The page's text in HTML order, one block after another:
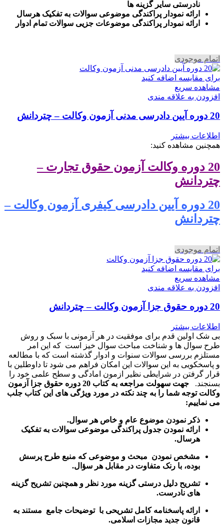
نادرستی سایر گزینه ها
ارائه نمودار پراکندگی موضوعی سوالات به تفکیک هرسال
رائه نمودار پراکندگی موضوعات جزیی سوالات تمام ادوار
اتمام موجودی
برای مقایسه اضافه کنید
مشاهده سریع
افزودن به علاقه مندی
20 دوره آیین دادرسی مدنی آزمون وکالت – چتردانش
اطلاعات بیشتر
همچنین مشاهده کنید:
20 دوره وکالت آزمون حقوق تجارت –
چتردانش
20 دوره آیین دادرسی کیفری آزمون وکالت –
چتردانش
اتمام موجودی
برای مقایسه اضافه کنید
مشاهده سریع
افزودن به علاقه مندی
20 دوره حقوق جزا آزمون وکالت – چتردانش
اطلاعات بیشتر
بی شک اولین قدم برای موفقیت در هر آزمونی با سبک و روش
طرح سوال ها و شناخت مباحث سوال خیز است که این امر
مستلزم بررسی سوالات سنوات و ادوار گذشته است که با مطالعه
و پاسخکویی به این سوالات این امکان فراهم می شود تا داوطلین با
قرار گرفتن در شرایطی نظیر ازمون امادگی و سطح علمی خود را
بسنجند.
جهت سهولت مراجعه به کتاب 20 دوره حقوق جزا آزمون
وکالت توجه شما را به چند نکته در مورد ویژگی های این کتاب جلب
می نماییم:
ذکر نمودن موضوع عام و خاص هر سوال.
ارائه نمودن جدول پراکندگی موضوعی سوالات به تفکیک
هرسال.
مشخص نمودن مبحث و موضوعی که منبع طرح پرسش
بوده، با رنک متفاوت در مقابل هر سؤال.
تشریح دلیل درستی گزینه مورد نظر و همچنین تشریح گزینه
های نادرست.
ارائه پاسخنامه کامل تشریحی با توضیحات جامع مستند به
قانون جدید مجازات اسلامی.